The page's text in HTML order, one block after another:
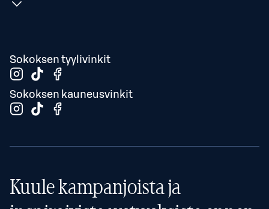
Sokoksen tyylivinkit
Sokoksen kauneusvinkit
Kuule kampanjoista ja